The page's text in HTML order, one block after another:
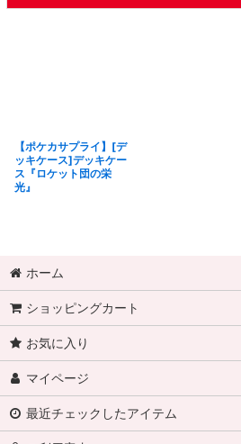
【ポケカサプライ】[デ
ッキケース]デッキケー
ス『ロケット団の栄
光』
ホーム
ショッピングカート
お気に入り
マイページ
最近チェックしたアイテム